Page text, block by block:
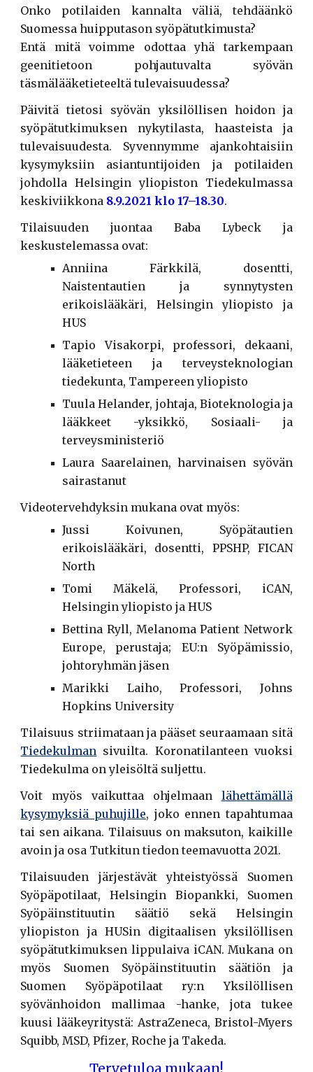
Onko potilaiden kannalta väliä, tehdäänkö
Suomessa huipputason syöpätutkimusta?
Entä mitä voimme odottaa yhä tarkempaan
geenitietoon pohjautuvalta syövän
täsmälääketieteeltä tulevaisuudessa?
Päivitä tietosi syövän yksilöllisen hoidon ja
syöpätutkimuksen nykytilasta, haasteista ja
tulevaisuudesta. Syvennymme ajankohtaisiin
kysymyksiin asiantuntijoiden ja potilaiden
johdolla Helsingin yliopiston Tiedekulmassa
keskiviikkona 8.9.2021 klo 17–18.30.
Tilaisuuden juontaa Baba Lybeck ja
keskustelemassa ovat:
Anniina Färkkilä, dosentti,
Naistentautien ja synnytysten
erikoislääkäri, Helsingin yliopisto ja
HUS
Tapio Visakorpi, professori, dekaani,
lääketieteen ja terveysteknologian
tiedekunta, Tampereen yliopisto
Tuula Helander, johtaja, Bioteknologia ja
lääkkeet -yksikkö, Sosiaali- ja
terveysministeriö
Laura Saarelainen, harvinaisen syövän
sairastanut
Videotervehdyksin mukana ovat myös:
Jussi Koivunen, Syöpätautien
erikoislääkäri, dosentti, PPSHP, FICAN
North
Tomi Mäkelä, Professori, iCAN,
Helsingin yliopisto ja HUS
Bettina Ryll, Melanoma Patient Network
Europe, perustaja; EU:n Syöpämissio,
johtoryhmän jäsen
Marikki Laiho, Professori, Johns
Hopkins University
Tilaisuus striimataan ja pääset seuraamaan sitä
Tiedekulman sivuilta. Koronatilanteen vuoksi
Tiedekulma on yleisöltä suljettu.
Voit myös vaikuttaa ohjelmaan lähettämällä
kysymyksiä puhujille, joko ennen tapahtumaa
tai sen aikana. Tilaisuus on maksuton, kaikille
avoin ja osa Tutkitun tiedon teemavuotta 2021.
Tilaisuuden järjestävät yhteistyössä Suomen
Syöpäpotilaat, Helsingin Biopankki, Suomen
Syöpäinstituutin säätiö sekä Helsingin
yliopiston ja HUSin digitaalisen yksilöllisen
syöpätutkimuksen lippulaiva iCAN. Mukana on
myös Suomen Syöpäinstituutin säätiön ja
Suomen Syöpäpotilaat ry:n Yksilöllisen
syövänhoidon mallimaa -hanke, jota tukee
kuusi lääkeyritystä: AstraZeneca, Bristol-Myers
Squibb, MSD, Pfizer, Roche ja Takeda.